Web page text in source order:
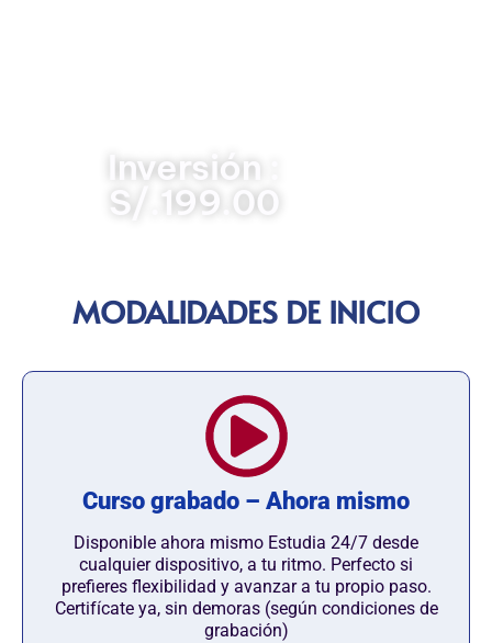
Inversión :
S/.199.00
MODALIDADES DE INICIO
Curso grabado – Ahora mismo
Disponible ahora mismo Estudia 24/7 desde
cualquier dispositivo, a tu ritmo. Perfecto si
prefieres flexibilidad y avanzar a tu propio paso.
Certifícate ya, sin demoras (según condiciones de
grabación)